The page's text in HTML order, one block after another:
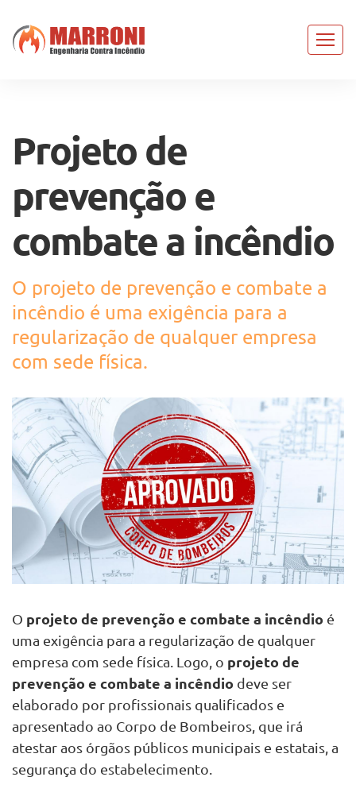
Projeto de
prevenção e
combate a incêndio
O projeto de prevenção e combate a
incêndio é uma exigência para a
regularização de qualquer empresa
com sede física.
O projeto de prevenção e combate a incêndio é
uma exigência para a regularização de qualquer
empresa com sede física. Logo, o projeto de
prevenção e combate a incêndio deve ser
elaborado por profissionais qualificados e
apresentado ao Corpo de Bombeiros, que irá
atestar aos órgãos públicos municipais e estatais, a
segurança do estabelecimento.